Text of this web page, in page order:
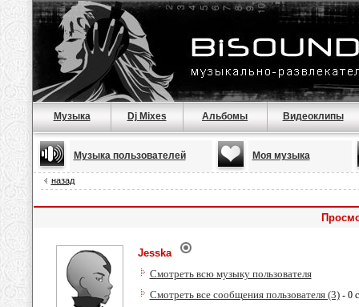
Музыка Dj Mixes Альбомы Видеоклипы
Музыка пользователей Моя музыка
назад
Jesska
Смотреть всю музыку пользователя
Смотреть все сообщения пользователя (3)- 0